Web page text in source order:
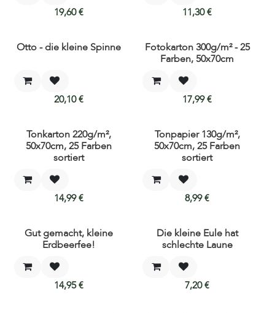
19,60€ 11,30€
Otto - die kleine Spinne
20,10€
Fotokarton 300g/m² - 25
Farben, 50x70cm
17,99€
Tonkarton 220g/m²,
50x70cm, 25 Farben
sortiert
14,99€
Tonpapier 130g/m²,
50x70cm, 25 Farben
sortiert
8,99€
Gut gemacht, kleine
Erdbeerfee!
14,95€
Die kleine Eule hat
schlechte Laune
7,20€